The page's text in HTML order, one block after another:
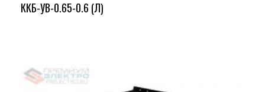
ККБ-УВ-0.65-0.6 (Л)